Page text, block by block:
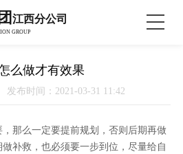
江西分公司
GROUP
么做才有效果
布时间：2021-03-31 11:42
那么一定要提前规划，否则后期再做
补救，也必须要一步到位，尽量给自